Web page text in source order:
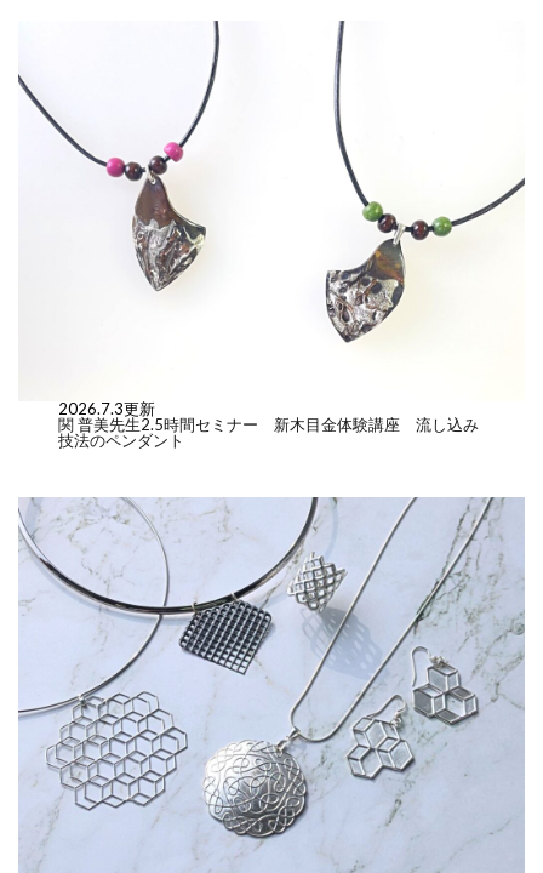
2026.7.3更新
関 普美先生2.5時間セミナー 新木目金体験講座 流し込み
技法のペンダント